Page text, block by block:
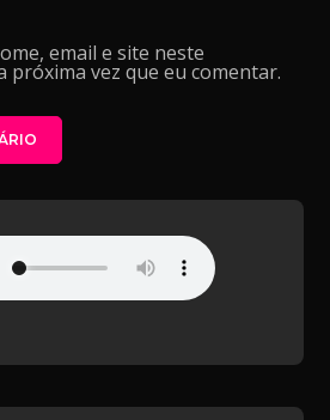
email e site neste
próxima vez que eu comentar.